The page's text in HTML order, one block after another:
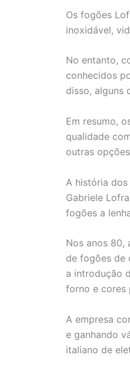
Os fogões
inoxidável,
No entanto,
conhecidos
disso, alguns
Em resumo,
qualidade
outras
A história
Gabriele
fogões a
Nos anos 80,
de fogões de
a introdução
forno e cores
A empresa
e ganhando
italiano de